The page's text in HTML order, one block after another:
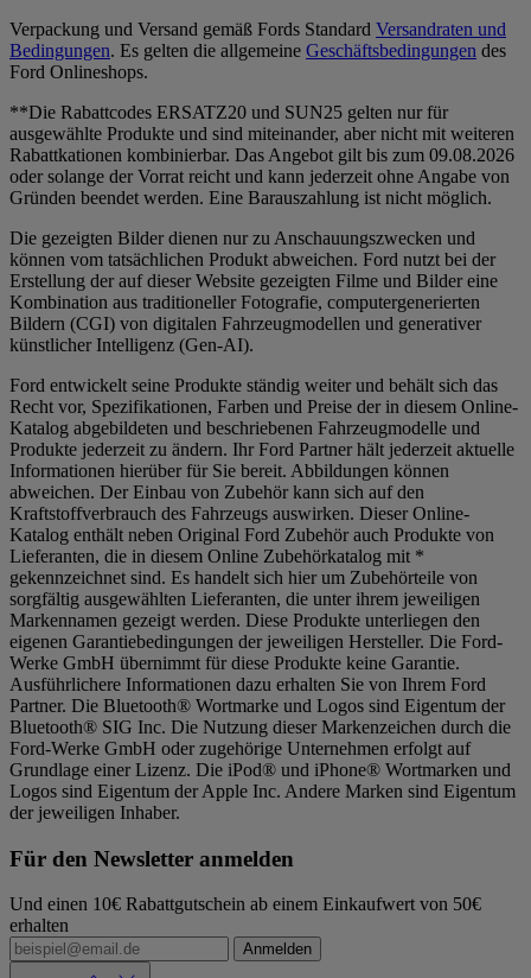
Verpackung und Versand gemäß Fords Standard Versandraten und
Bedingungen. Es gelten die allgemeine Geschäftsbedingungen des
Ford Onlineshops.
**Die Rabattcodes ERSATZ20 und SUN25 gelten nur für
ausgewählte Produkte und sind miteinander, aber nicht mit weiteren
Rabattkationen kombinierbar. Das Angebot gilt bis zum 09.08.2026
oder solange der Vorrat reicht und kann jederzeit ohne Angabe von
Gründen beendet werden. Eine Barauszahlung ist nicht möglich.
Die gezeigten Bilder dienen nur zu Anschauungszwecken und
können vom tatsächlichen Produkt abweichen. Ford nutzt bei der
Erstellung der auf dieser Website gezeigten Filme und Bilder eine
Kombination aus traditioneller Fotografie, computergenerierten
Bildern (CGI) von digitalen Fahrzeugmodellen und generativer
künstlicher Intelligenz (Gen-AI).
Ford entwickelt seine Produkte ständig weiter und behält sich das
Recht vor, Spezifikationen, Farben und Preise der in diesem Online-
Katalog abgebildeten und beschriebenen Fahrzeugmodelle und
Produkte jederzeit zu ändern. Ihr Ford Partner hält jederzeit aktuelle
Informationen hierüber für Sie bereit. Abbildungen können
abweichen. Der Einbau von Zubehör kann sich auf den
Kraftstoffverbrauch des Fahrzeugs auswirken. Dieser Online-
Katalog enthält neben Original Ford Zubehör auch Produkte von
Lieferanten, die in diesem Online Zubehörkatalog mit *
gekennzeichnet sind. Es handelt sich hier um Zubehörteile von
sorgfältig ausgewählten Lieferanten, die unter ihrem jeweiligen
Markennamen gezeigt werden. Diese Produkte unterliegen den
eigenen Garantiebedingungen der jeweiligen Hersteller. Die Ford-
Werke GmbH übernimmt für diese Produkte keine Garantie.
Ausführlichere Informationen dazu erhalten Sie von Ihrem Ford
Partner. Die Bluetooth® Wortmarke und Logos sind Eigentum der
Bluetooth® SIG Inc. Die Nutzung dieser Markenzeichen durch die
Ford-Werke GmbH oder zugehörige Unternehmen erfolgt auf
Grundlage einer Lizenz. Die iPod® und iPhone® Wortmarken und
Logos sind Eigentum der Apple Inc. Andere Marken sind Eigentum
der jeweiligen Inhaber.
Für den Newsletter anmelden
Und einen 10€ Rabattgutschein ab einem Einkaufwert von 50€
erhalten
Anmelden